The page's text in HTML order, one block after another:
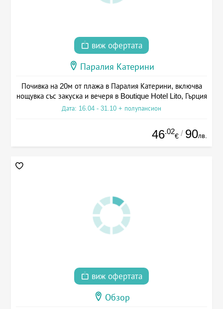
виж офертата
Паралия Катерини
Почивка на 20м от плажа в Паралия Катерини, включва
нощувка със закуска и вечеря в Boutique Hotel Lito, Гърция
Дата: 16.04 - 31.10 + полупансион
46.02
€ / 90лв.
виж офертата
Обзор